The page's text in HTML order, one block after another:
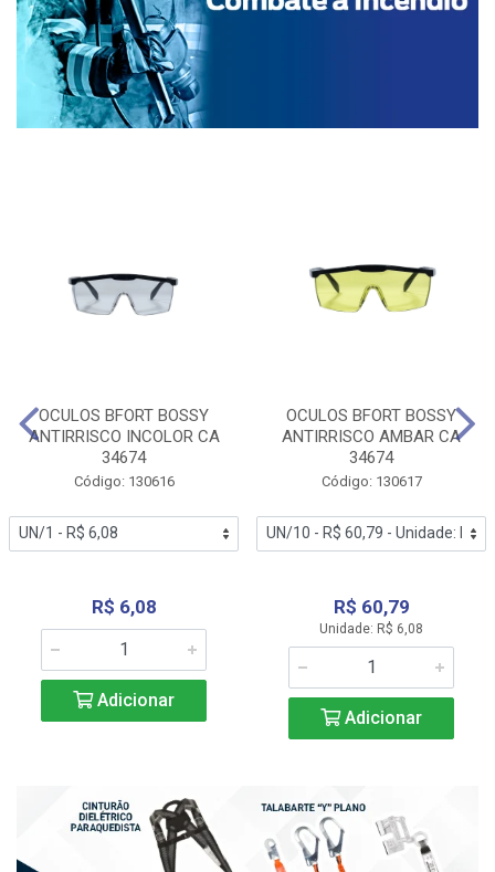
OCULOS BFORT BOSSY
ANTIRRISCO INCOLOR CA
34674
Código: 130616
R$ 6,08
Adicionar
OCULOS BFORT BOSSY
ANTIRRISCO AMBAR CA
34674
Código: 130617
R$ 60,79
Unidade: R$ 6,08
Adicionar